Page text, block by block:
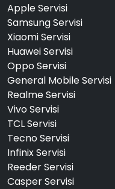
Apple Servisi
Samsung Servisi
Xiaomi Servisi
Huawei Servisi
Oppo Servisi
General Mobile Servisi
Realme Servisi
Vivo Servisi
TCL Servisi
Tecno Servisi
Infinix Servisi
Reeder Servisi
Casper Servisi